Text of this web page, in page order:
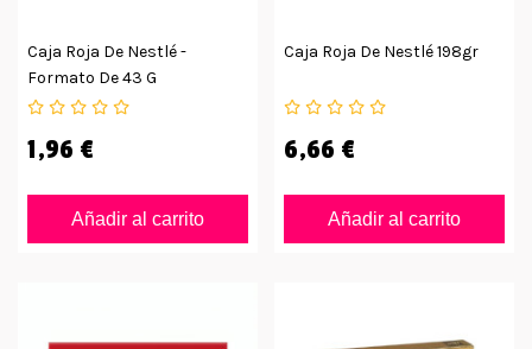
Caja Roja De Nestlé -
Formato De 43 G
1,96 €
Añadir al carrito
Caja Roja De Nestlé 198gr
6,66 €
Añadir al carrito